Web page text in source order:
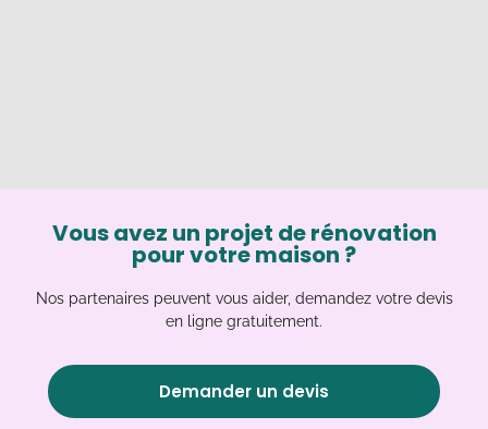
Vous avez un projet de rénovation
pour votre maison ?
Nos partenaires peuvent vous aider, demandez votre devis
en ligne gratuitement.
Demander un devis